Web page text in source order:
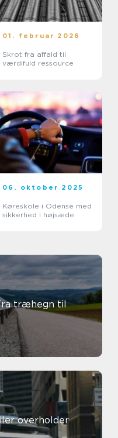
01. februar 2026
Skrot fra affald til
værdifuld ressource
06. oktober 2025
Køreskole i Odense med
sikkerhed i højsæde
træhegn til
overholder